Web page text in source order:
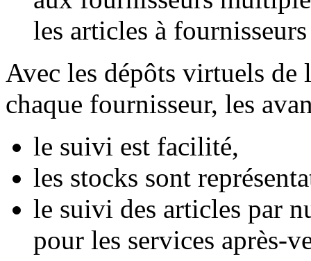
les articles à
Avec les dépôts virtuels de
chaque fournisseur, les
le suivi est facilité,
les stocks sont
le suivi des articles par
pour les services après-